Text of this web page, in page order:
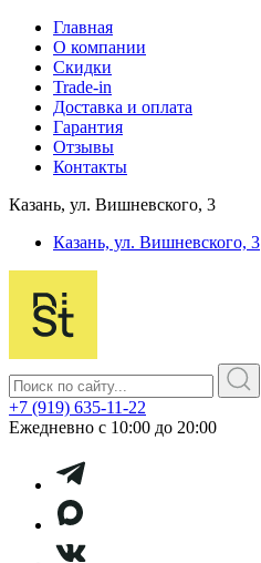
Главная
О компании
Скидки
Trade-in
Доставка и оплата
Гарантия
Отзывы
Контакты
Казань, ул. Вишневского, 3
Казань, ул. Вишневского, 3
+7 (919) 635-11-22
Ежедневно с 10:00 до 20:00